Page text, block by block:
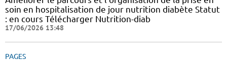
soin en hospitalisation de jour nutrition diabète Statut
: en cours Télécharger Nutrition-diab
17/06/2026 13:48
PAGES